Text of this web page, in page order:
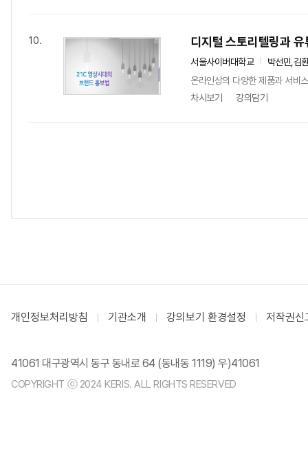
10. 디지털 스토리텔링과
서울사이버대학교
박선민,김
온라인상의 다양한 제품과 서비
차시보기
강의담기
개인정보처리방침 기관소개 강의보기 환경설정 저작권신
41061 대구광역시 동구 동내로 64 (동내동 1119) 우)41061
COPYRIGHT ⓒ 2024 KERIS. ALL RIGHTS RESERVED